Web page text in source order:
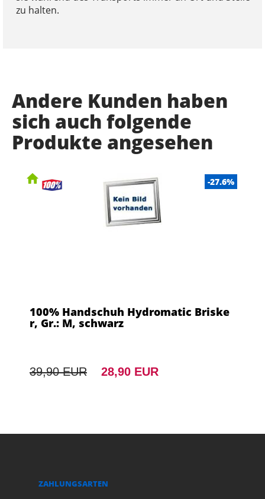
zu halten.
Andere Kunden haben
sich auch folgende
Produkte angesehen
-27.6%
100% Handschuh Hydromatic Briske
r, Gr.: M, schwarz
39,90 EUR 28,90 EUR
ZAHLUNGSARTEN